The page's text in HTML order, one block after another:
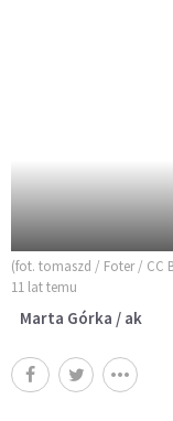
(fot. tomaszd / Foter / CC
11 lat temu
Marta Górka / ak